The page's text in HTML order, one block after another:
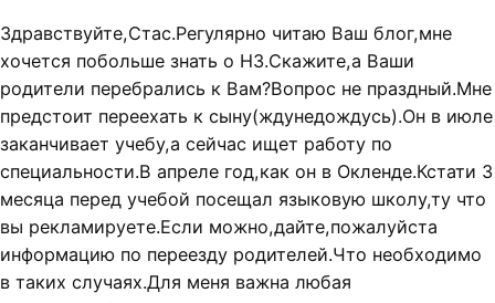
Здравствуйте,Стас.Регулярно читаю Ваш блог,мне
хочется побольше знать о НЗ.Скажите,а Ваши
родители перебрались к Вам?Вопрос не праздный.Мне
предстоит переехать к сыну(ждунедождусь).Он в июле
заканчивает учебу,а сейчас ищет работу по
специальности.В апреле год,как он в Окленде.Кстати 3
месяца перед учебой посещал языковую школу,ту что
вы рекламируете.Если можно,дайте,пожалуйста
информацию по переезду родителей.Что необходимо
в таких случаях.Для меня важна любая